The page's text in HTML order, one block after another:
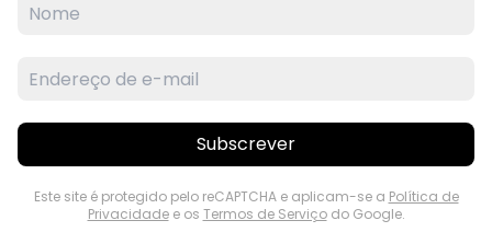
Subscrever
Este site é protegido pelo reCAPTCHA e aplicam-se a Política de
Privacidadee os Termos de Serviçodo Google.